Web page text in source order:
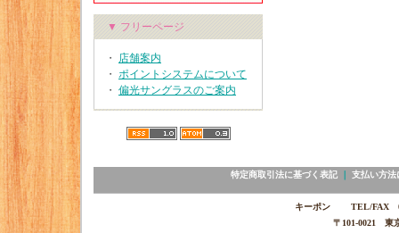
▼ フリーページ
・ 店舗案内
・ ポイントシステムについて
・ 偏光サングラスのご案内
特定商取引法に基づく表記｜ 支払い方法
キーポン TEL/FAX
〒101-0021 東